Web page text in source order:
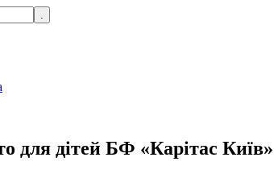
для дітей БФ «Карітас Київ»